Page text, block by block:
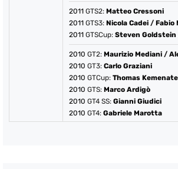
2011 GTS2: Matteo Cressoni
2011 GTS3: Nicola Cadei / Fabio
2011 GTSCup: Steven Goldstein
2010 GT2: Maurizio Mediani /
2010 GT3: Carlo Graziani
2010 GTCup: Thomas
2010 GTS: Marco Ardigò
2010 GT4 SS: Gianni Giudici
2010 GT4: Gabriele Marotta